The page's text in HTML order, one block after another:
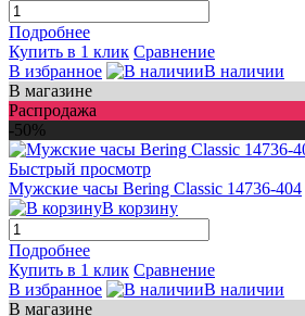
Подробнее
Купить в 1 клик Сравнение
В избранное
В наличии
В магазине
Распродажа
-50%
Быстрый просмотр
Мужские часы Bering Classic 14736-404
В корзину
Подробнее
Купить в 1 клик Сравнение
В избранное
В наличии
В магазине